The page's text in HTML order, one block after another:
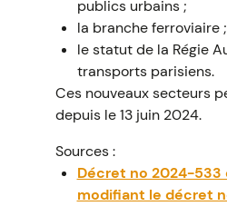
publics urbains ;
la branche ferroviaire ;
le statut de la Régie
transports parisiens.
Ces nouveaux secteurs
depuis le 13 juin 2024.
Sources :
Décret no 2024-533
modifiant le décret